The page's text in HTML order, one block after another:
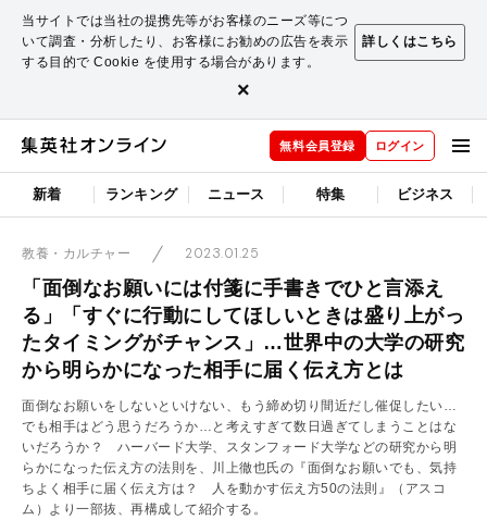
当サイトでは当社の提携先等がお客様のニーズ等につ
いて調査・分析したり、お客様にお勧めの広告を表示
する目的で Cookie を使用する場合があります。
詳しくはこちら
×
無料会員登録 ログイン
新着 ランキング ニュース 特集 ビジネス
教養・カルチャー 2023.01.25
「面倒なお願いには付箋に手書きでひと言添え
る」「すぐに行動にしてほしいときは盛り上がっ
たタイミングがチャンス」…世界中の大学の研究
から明らかになった相手に届く伝え方とは
面倒なお願いをしないといけない、もう締め切り間近だし催促したい…
でも相手はどう思うだろうか…と考えすぎて数日過ぎてしまうことはな
いだろうか？ ハーバード大学、スタンフォード大学などの研究から明
らかになった伝え方の法則を、川上徹也氏の『面倒なお願いでも、気持
ちよく相手に届く伝え方は？ 人を動かす伝え方50の法則』（アスコ
ム）より一部抜、再構成して紹介する。